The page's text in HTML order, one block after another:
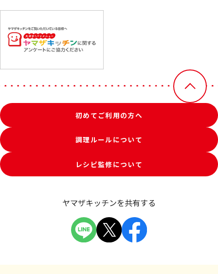
初めてご利用の方へ
調理ルールについて
レシピ監修について
ヤマザキッチンを共有する